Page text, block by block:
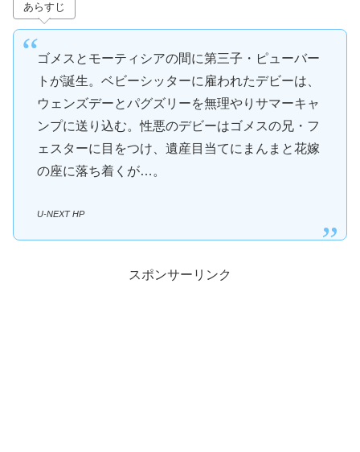
あらすじ
ゴメスとモーティシアの間に第三子・ピューバー
トが誕生。ベビーシッターに雇われたデビーは、
ウェンズデーとパグズリーを無理やりサマーキャ
ンプに送り込む。性悪のデビーはゴメスの兄・フ
ェスターに目をつけ、遺産目当てにまんまと花嫁
の座に落ち着くが…。
U-NEXT HP
スポンサーリンク